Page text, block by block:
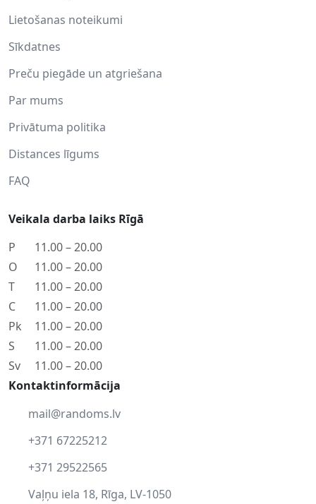
Lietošanas noteikumi
Sīkdatnes
Preču piegāde un atgriešana
Par mums
Privātuma politika
Distances līgums
FAQ
Veikala darba laiks Rīgā
P
11.00 – 20.00
O
11.00 – 20.00
T
11.00 – 20.00
C
11.00 – 20.00
Pk
11.00 – 20.00
S
11.00 – 20.00
Sv
11.00 – 20.00
Kontaktinformācija
mail@randoms.lv
+371 67225212
+371 29522565
Vaļņu iela 18, Rīga, LV-1050